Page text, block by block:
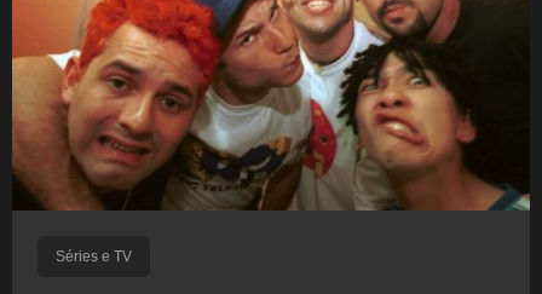
Séries e TV